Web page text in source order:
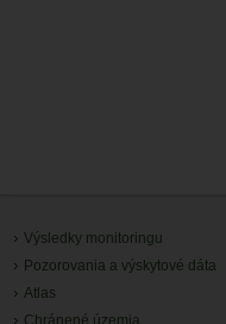
Výsledky monitoringu
Pozorovania a výskytové dáta
Atlas
Chránené územia